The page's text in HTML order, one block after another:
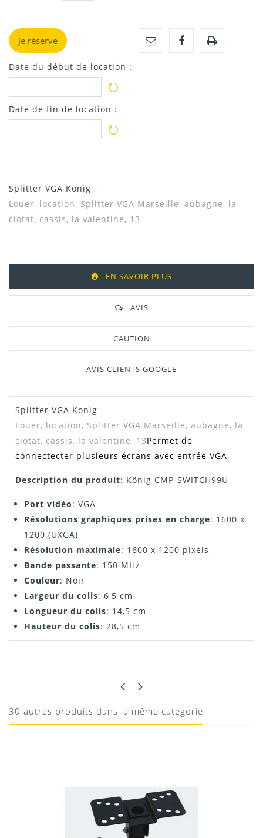
Je réserve
Date du début de location :
Date de fin de location :
Splitter VGA Konig
Louer, location, Splitter VGA Marseille, aubagne, la
ciotat, cassis, la valentine, 13
EN SAVOIR PLUS
AVIS
CAUTION
AVIS CLIENTS GOOGLE
Splitter VGA Konig
Louer, location, Splitter VGA Marseille, aubagne, la
ciotat, cassis, la valentine, 13Permet de
connectecter plusieurs écrans avec entrée VGA
Description du produit: König CMP-SWITCH99U
Port vidéo: VGA
Résolutions graphiques prises en charge: 1600 x
1200 (UXGA)
Résolution maximale: 1600 x 1200 pixels
Bande passante: 150 MHz
Couleur: Noir
Largeur du colis: 6,5 cm
Longueur du colis: 14,5 cm
Hauteur du colis: 28,5 cm
10/08/2020
30 autres produits dans la même catégorie